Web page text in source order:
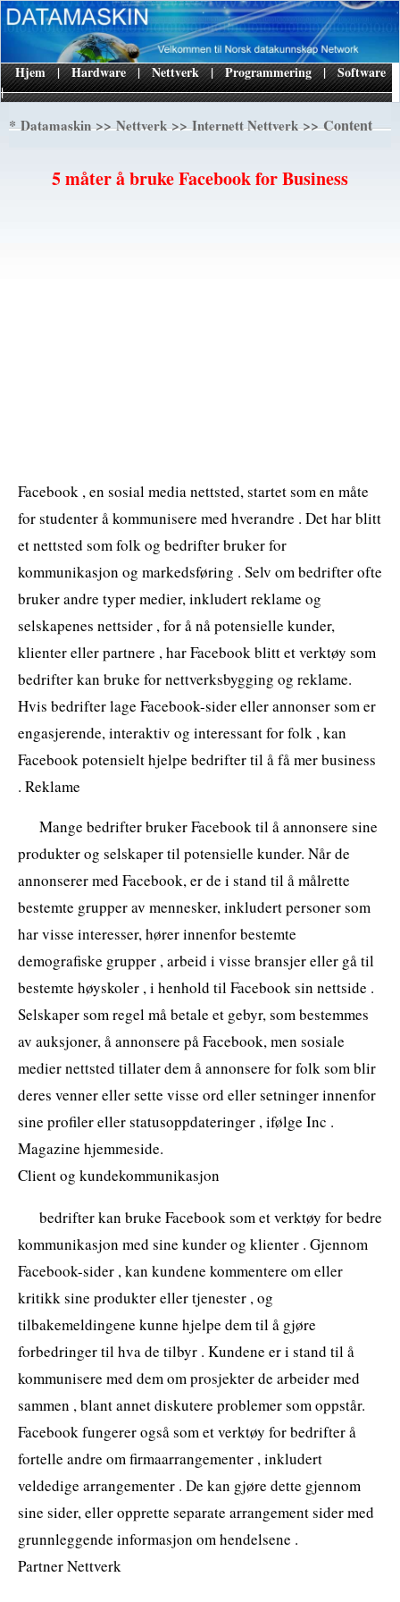
|
Hjem | Hardware | Nettverk | Programmering | Software
*Datamaskin>>Nettverk>>Internett Nettverk>> Content
5 måter å bruke Facebook for Business
Facebook , en sosial media nettsted, startet som en måte
for studenter å kommunisere med hverandre . Det har blitt
et nettsted som folk og bedrifter bruker for
kommunikasjon og markedsføring . Selv om bedrifter ofte
bruker andre typer medier, inkludert reklame og
selskapenes nettsider , for å nå potensielle kunder,
klienter eller partnere , har Facebook blitt et verktøy som
bedrifter kan bruke for nettverksbygging og reklame.
Hvis bedrifter lage Facebook-sider eller annonser som er
engasjerende, interaktiv og interessant for folk , kan
Facebook potensielt hjelpe bedrifter til å få mer business
. Reklame
Mange bedrifter bruker Facebook til å annonsere sine
produkter og selskaper til potensielle kunder. Når de
annonserer med Facebook, er de i stand til å målrette
bestemte grupper av mennesker, inkludert personer som
har visse interesser, hører innenfor bestemte
demografiske grupper , arbeid i visse bransjer eller gå til
bestemte høyskoler , i henhold til Facebook sin nettside .
Selskaper som regel må betale et gebyr, som bestemmes
av auksjoner, å annonsere på Facebook, men sosiale
medier nettsted tillater dem å annonsere for folk som blir
deres venner eller sette visse ord eller setninger innenfor
sine profiler eller statusoppdateringer , ifølge Inc .
Magazine hjemmeside.
Client og kundekommunikasjon
bedrifter kan bruke Facebook som et verktøy for bedre
kommunikasjon med sine kunder og klienter . Gjennom
Facebook-sider , kan kundene kommentere om eller
kritikk sine produkter eller tjenester , og
tilbakemeldingene kunne hjelpe dem til å gjøre
forbedringer til hva de tilbyr . Kundene er i stand til å
kommunisere med dem om prosjekter de arbeider med
sammen , blant annet diskutere problemer som oppstår.
Facebook fungerer også som et verktøy for bedrifter å
fortelle andre om firmaarrangementer , inkludert
veldedige arrangementer . De kan gjøre dette gjennom
sine sider, eller opprette separate arrangement sider med
grunnleggende informasjon om hendelsene .
Partner Nettverk